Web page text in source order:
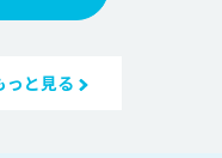
っと見る